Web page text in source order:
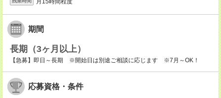
期間
長期（3ヶ月以上）
【急募】即日～長期 ※開始日は別途ご相談に応じます ※7月～OK！
応募資格・条件